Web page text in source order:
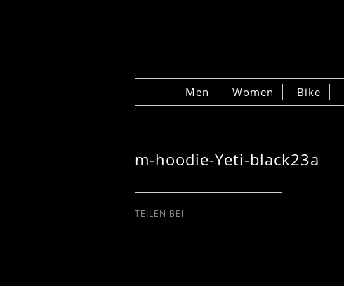
Men Women Bike
m-hoodie-Yeti-black23a
TEILEN BEI